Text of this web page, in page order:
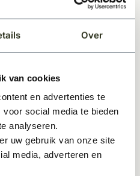
Over
van cookies
en advertenties te
social media te bieden
analyseren.
uw gebruik van onze site
media, adverteren en
poedercoating in Ral 9005
u het muuranker te
van een gaatje met 1
dat u gaat
u het gaatje vullen met een
draadstaal in het gat kunt
muuranker hier overheen